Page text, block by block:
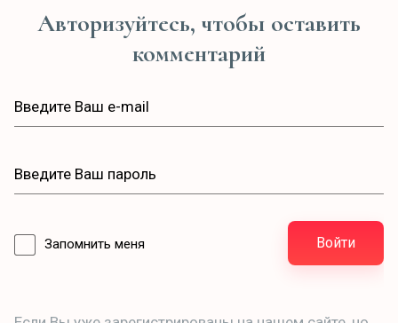
Авторизуйтесь, чтобы оставить
комментарий
Запомнить меня Войти